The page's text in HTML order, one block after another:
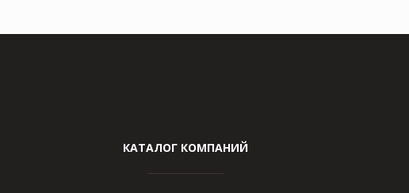
КАТАЛОГ КОМПАНИЙ